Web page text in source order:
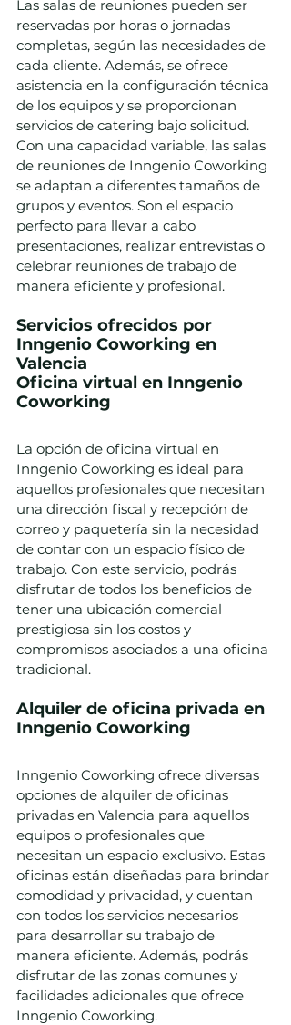
Las salas de reuniones pueden ser
reservadas por horas o jornadas
completas, según las necesidades de
cada cliente. Además, se ofrece
asistencia en la configuración técnica
de los equipos y se proporcionan
servicios de catering bajo solicitud.
Con una capacidad variable, las salas
de reuniones de Inngenio Coworking
se adaptan a diferentes tamaños de
grupos y eventos. Son el espacio
perfecto para llevar a cabo
presentaciones, realizar entrevistas o
celebrar reuniones de trabajo de
manera eficiente y profesional.
Servicios ofrecidos por
Inngenio Coworking en
Valencia
Oficina virtual en Inngenio
Coworking
La opción de oficina virtual en
Inngenio Coworking es ideal para
aquellos profesionales que necesitan
una dirección fiscal y recepción de
correo y paquetería sin la necesidad
de contar con un espacio físico de
trabajo. Con este servicio, podrás
disfrutar de todos los beneficios de
tener una ubicación comercial
prestigiosa sin los costos y
compromisos asociados a una oficina
tradicional.
Alquiler de oficina privada en
Inngenio Coworking
Inngenio Coworking ofrece diversas
opciones de alquiler de oficinas
privadas en Valencia para aquellos
equipos o profesionales que
necesitan un espacio exclusivo. Estas
oficinas están diseñadas para brindar
comodidad y privacidad, y cuentan
con todos los servicios necesarios
para desarrollar su trabajo de
manera eficiente. Además, podrás
disfrutar de las zonas comunes y
facilidades adicionales que ofrece
Inngenio Coworking.